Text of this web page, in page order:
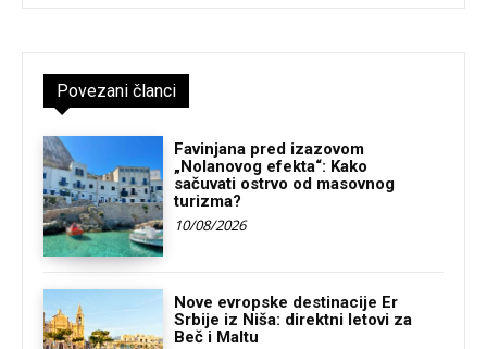
Povezani članci
Favinjana pred izazovom
„Nolanovog efekta“: Kako
sačuvati ostrvo od masovnog
turizma?
10/08/2026
Nove evropske destinacije Er
Srbije iz Niša: direktni letovi za
Beč i Maltu